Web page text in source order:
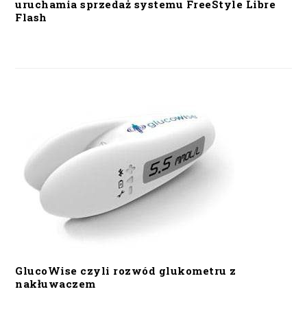
uruchamia sprzedaż systemu FreeStyle Libre
Flash
GlucoWise czyli rozwód glukometru z
nakłuwaczem